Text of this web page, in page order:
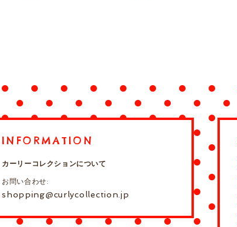
INFORMATION
カーリーコレクションについて
お問い合わせ:
shopping@curlycollection.jp